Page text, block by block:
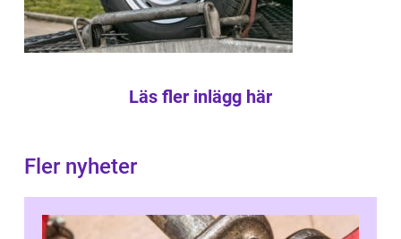
Läs fler inlägg här
Fler nyheter